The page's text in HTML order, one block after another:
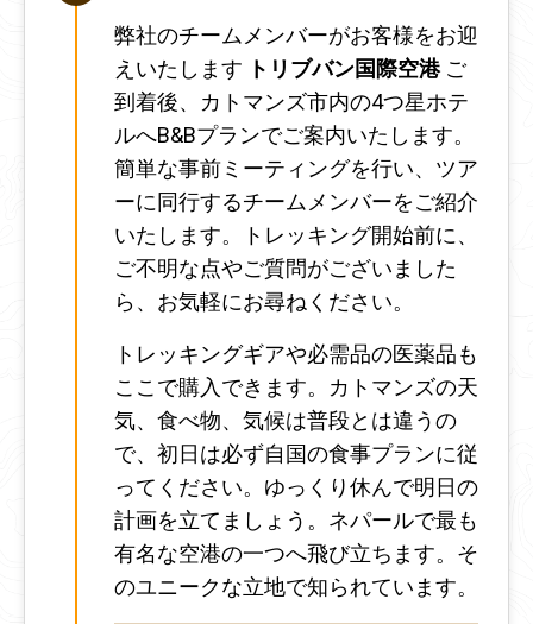
弊社のチームメンバーがお客様をお迎
えいたします トリブバン国際空港ご
到着後、カトマンズ市内の4つ星ホテ
ルへB&Bプランでご案内いたします。
簡単な事前ミーティングを行い、ツア
ーに同行するチームメンバーをご紹介
いたします。トレッキング開始前に、
ご不明な点やご質問がございました
ら、お気軽にお尋ねください。
トレッキングギアや必需品の医薬品も
ここで購入できます。カトマンズの天
気、食べ物、気候は普段とは違うの
で、初日は必ず自国の食事プランに従
ってください。ゆっくり休んで明日の
計画を立てましょう。ネパールで最も
有名な空港の一つへ飛び立ちます。そ
のユニークな立地で知られています。